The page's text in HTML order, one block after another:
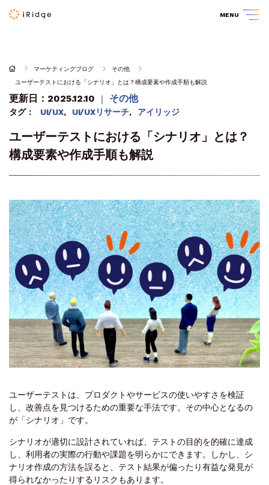
MENU
マーケティングブログ
その他
ユーザーテストにおける「シナリオ」とは？構成要素や作成手順も解説
更新日：2025.12.10 ｜ その他
タグ： UI/UX, UI/UXリサーチ, アイリッジ
ユーザーテストにおける「シナリオ」とは？
構成要素や作成手順も解説
ユーザーテストは、プロダクトやサービスの使いやすさを検証
し、改善点を見つけるための重要な手法です。その中心となるの
が「シナリオ」です。
シナリオが適切に設計されていれば、テストの目的を的確に達成
し、利用者の実際の行動や課題を明らかにできます。しかし、シ
ナリオ作成の方法を誤ると、テスト結果が偏ったり有益な発見が
得られなかったりするリスクもあります。